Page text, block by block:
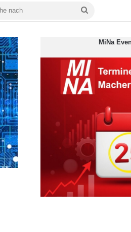
MiNa